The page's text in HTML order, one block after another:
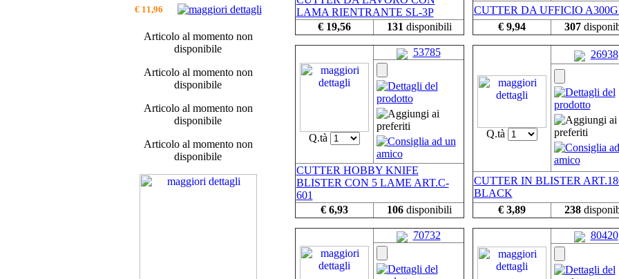
€ 11,96
Articolo al momento non
disponibile
Articolo al momento non
disponibile
Articolo al momento non
disponibile
Articolo al momento non
disponibile
LAMA RIENTRANTE SL-3P
€ 19,56
131 disponibili
CUTTER DA UFFICIO
€ 9,94
307
Q.tà
53785
CUTTER HOBBY KNIFE
BLISTER CON 5 LAME ART.C-
601
€ 6,93
106disponibili
Q.tà
26938
CUTTER IN BLISTER
BLACK
€ 3,89
238
70732 80420